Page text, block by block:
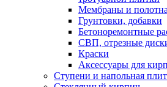
Мембраны и
Грунтовки, добавки
Бетоноремонтные
СВП, отрезные
Краски
Аксессуары для
Ступени и напольная